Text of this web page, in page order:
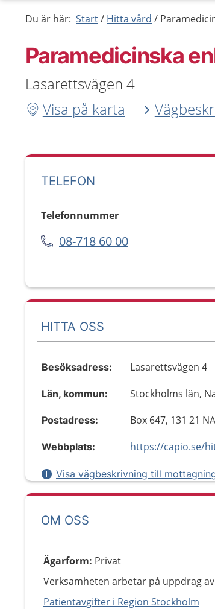
Du är här: Start Hitta vård
Paramedicinska
Lasarettsvägen 4
Visa på karta
TELEFON
Telefonnummer
08-718 60 00
HITTA OSS
Besöksadress: Lasarettsvägen 4
Län, kommun: Stockholms län,
Postadress: Box 647, 131 21
Webbplats:
Visa vägbeskrivning till
OM OSS
Ägarform: Privat
Verksamheten arbetar på uppdrag
Patientavgifter i Region Stockholm